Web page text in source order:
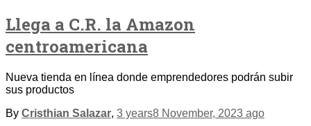
Llega a C.R. la Amazon
centroamericana
Nueva tienda en línea donde emprendedores podrán subir
sus productos
By Cristhian Salazar, 3 years8 November, 2023 ago